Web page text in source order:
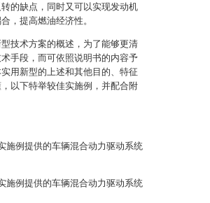
的缺点，同时又可以实现发动机
，提高燃油经济性。
技术方案的概述，为了能够更清
手段，而可依照说明书的内容予
用新型的上述和其他目的、特征
以下特举较佳实施例，并配合附
施例提供的车辆混合动力驱动系统
施例提供的车辆混合动力驱动系统